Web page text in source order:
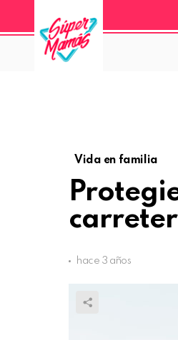
Vida en familia
hace 3 años